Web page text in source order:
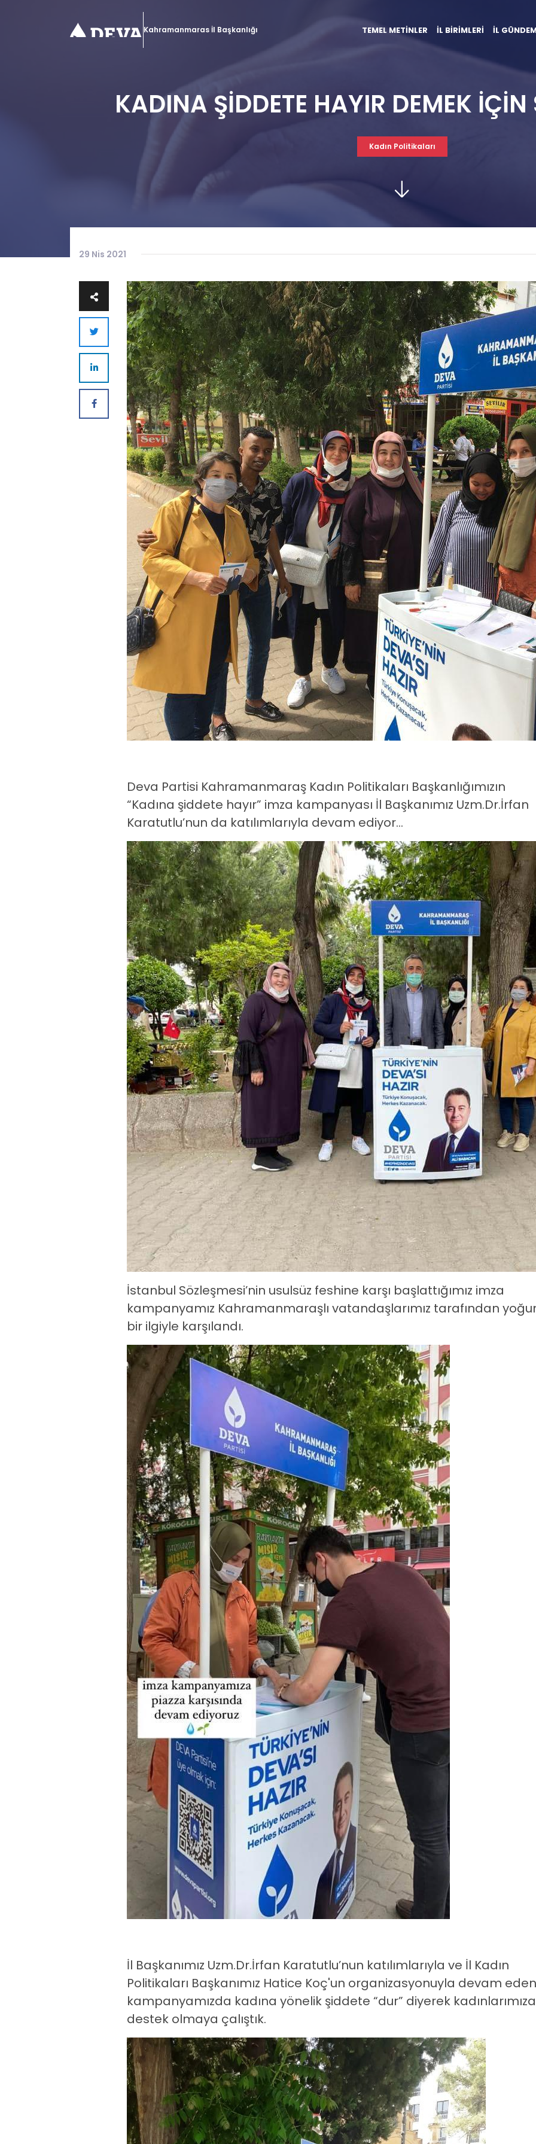
Kahramanmaras İl Başkanlığı TEMEL METİNLER İL BİRİMLERİ İL
KADINA ŞİDDETE HAYIR DEMEK
Kadın Politikaları
29 Nis 2021
Deva Partisi Kahramanmaraş Kadın Politikaları Başkanlığımızın
“Kadına şiddete hayır” imza kampanyası İl Başkanımız Uzm.Dr.İrfan
Karatutlu’nun da katılımlarıyla devam ediyor...
İstanbul Sözleşmesi’nin usulsüz feshine karşı başlattığımız imza
kampanyamız Kahramanmaraşlı vatandaşlarımız tarafından
bir ilgiyle karşılandı.
İl Başkanımız Uzm.Dr.İrfan Karatutlu’nun katılımlarıyla ve İl Kadın
Politikaları Başkanımız Hatice Koç'un organizasyonuyla devam eden
kampanyamızda kadına yönelik şiddete “dur” diyerek kadınlarımıza
destek olmaya çalıştık.